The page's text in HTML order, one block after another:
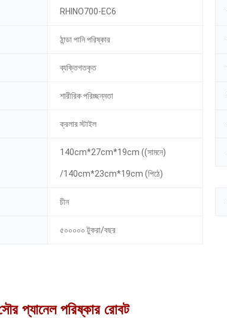
RHINO700-EC6
ঠান্ডা পানি পরিষ্কার
ব্যক্তিগতকৃত
শারীরিক পরিচ্ছন্নতা
ক্রলার স্টাইল
140cm*27cm*19cm ((সামনে)
/140cm*23cm*19cm (পিঠে)
চীন
৫০০০০০ টুকরা/বছর
প্যানেল পরিষ্কার রোবট